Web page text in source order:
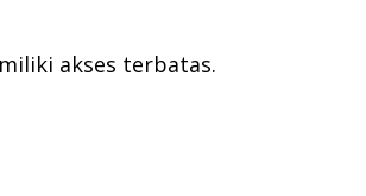
akses terbatas.